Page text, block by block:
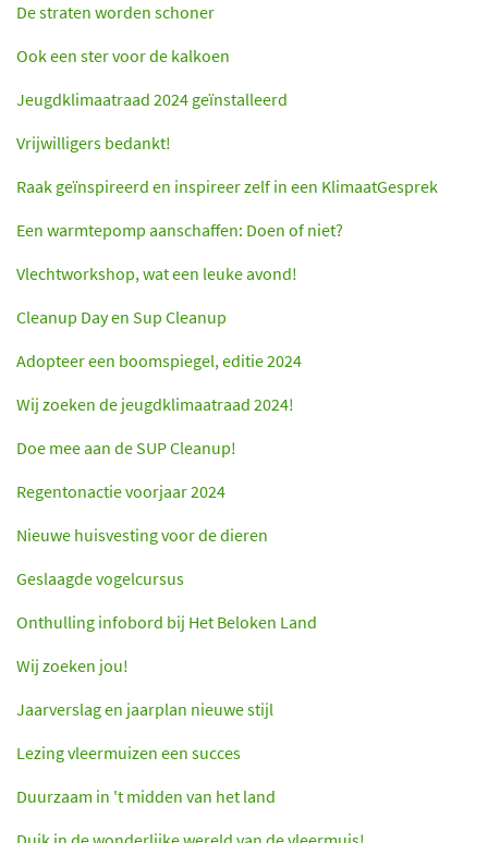
De straten worden schoner
Ook een ster voor de kalkoen
Jeugdklimaatraad 2024 geïnstalleerd
Vrijwilligers bedankt!
Raak geïnspireerd en inspireer zelf in een KlimaatGesprek
Een warmtepomp aanschaffen: Doen of niet?
Vlechtworkshop, wat een leuke avond!
Cleanup Day en Sup Cleanup
Adopteer een boomspiegel, editie 2024
Wij zoeken de jeugdklimaatraad 2024!
Doe mee aan de SUP Cleanup!
Regentonactie voorjaar 2024
Nieuwe huisvesting voor de dieren
Geslaagde vogelcursus
Onthulling infobord bij Het Beloken Land
Wij zoeken jou!
Jaarverslag en jaarplan nieuwe stijl
Lezing vleermuizen een succes
Duurzaam in 't midden van het land